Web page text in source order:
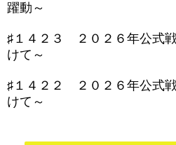
躍動～
♯１４２３ ２０２６年公式
けて～
♯１４２２ ２０２６年公式
けて～